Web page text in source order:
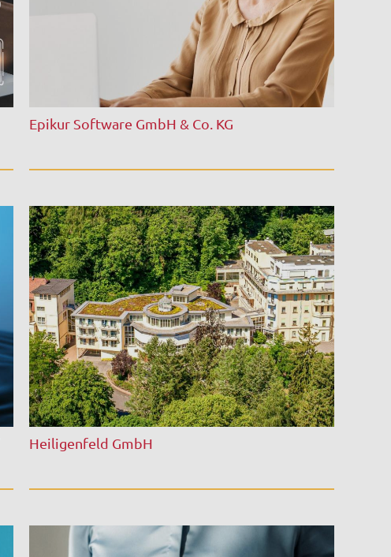
Epikur Software GmbH & Co. KG
Heiligenfeld GmbH